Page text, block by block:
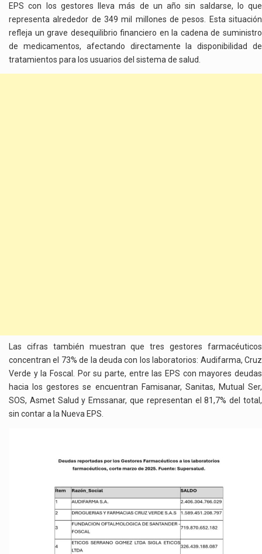
EPS con los gestores lleva más de un año sin saldarse, lo que
representa alrededor de 349 mil millones de pesos. Esta situación
refleja un grave desequilibrio financiero en la cadena de suministro
de medicamentos, afectando directamente la disponibilidad de
tratamientos para los usuarios del sistema de salud.
Las cifras también muestran que tres gestores farmacéuticos
concentran el 73% de la deuda con los laboratorios: Audifarma, Cruz
Verde y la Foscal. Por su parte, entre las EPS con mayores deudas
hacia los gestores se encuentran Famisanar, Sanitas, Mutual Ser,
SOS, Asmet Salud y Emssanar, que representan el 81,7% del total,
sin contar a la Nueva EPS.